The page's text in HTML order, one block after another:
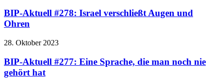
BIP-Aktuell #278: Israel verschließt Augen und
Ohren
28. Oktober 2023
BIP-Aktuell #277: Eine Sprache, die man noch nie
gehört hat